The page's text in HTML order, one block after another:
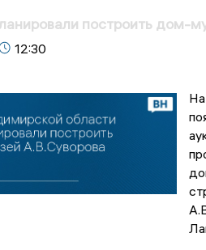
построить дом-
12:30